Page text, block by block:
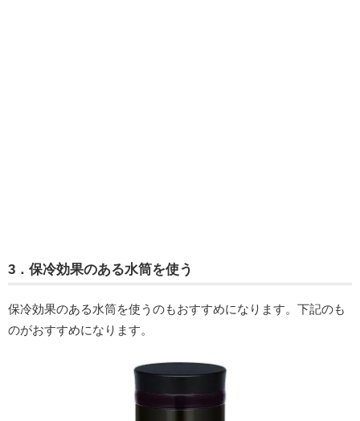
3．保冷効果のある水筒を使う
保冷効果のある水筒を使うのもおすすめになります。下記のも
のがおすすめになります。